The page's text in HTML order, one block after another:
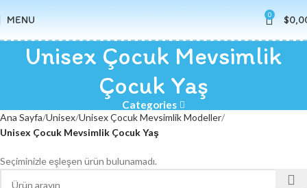
MENU 0 $
Unisex Çocuk Mevsimlik
Çocuk Yaş
Categories
Ana Sayfa Unisex Unisex Çocuk Mevsimlik Modeller
Unisex Çocuk Mevsimlik Çocuk Yaş
Seçiminizle eşleşen ürün bulunamadı.